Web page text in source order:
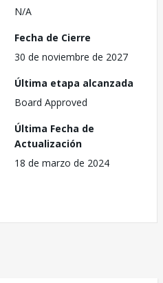
N/A
Fecha de Cierre
30 de noviembre de 2027
Última etapa alcanzada
Board Approved
Última Fecha de
Actualización
18 de marzo de 2024